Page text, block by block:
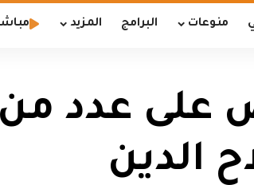
منوعات البرامج المزيد
على عدد
الدين